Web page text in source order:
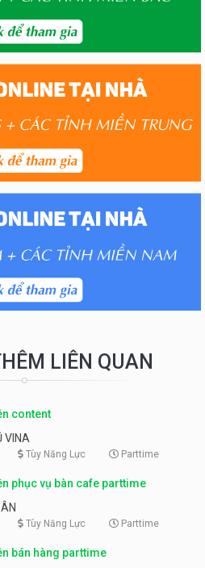
LIÊN QUAN
content
VINA
Tùy Năng Lực Parttime
phục vụ bàn cafe parttime
Tùy Năng Lực Parttime
bán hàng parttime